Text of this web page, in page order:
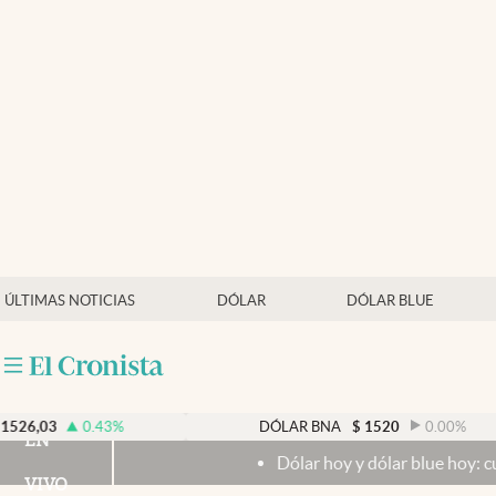
ÚLTIMAS NOTICIAS DÓLAR DÓLAR BLUE
Mercados Online
Otras secciones
0.43% DÓLAR BNA $ 1520 0.00%
EN
VIVO
Dólar hoy y dólar blue hoy: cuál es la